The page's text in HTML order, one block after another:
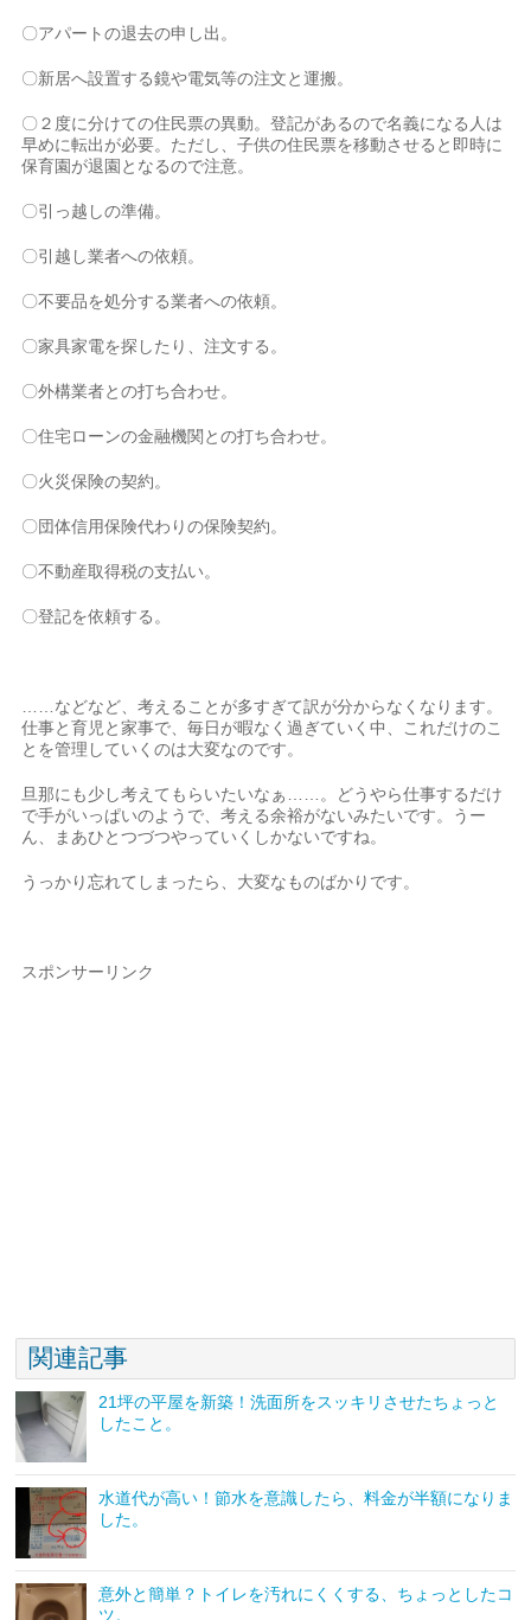
〇アパートの退去の申し出。
〇新居へ設置する鏡や電気等の注文と運搬。
〇２度に分けての住民票の異動。登記があるので名義になる人は
早めに転出が必要。ただし、子供の住民票を移動させると即時に
保育園が退園となるので注意。
〇引っ越しの準備。
〇引越し業者への依頼。
〇不要品を処分する業者への依頼。
〇家具家電を探したり、注文する。
〇外構業者との打ち合わせ。
〇住宅ローンの金融機関との打ち合わせ。
〇火災保険の契約。
〇団体信用保険代わりの保険契約。
〇不動産取得税の支払い。
〇登記を依頼する。
……などなど、考えることが多すぎて訳が分からなくなります。
仕事と育児と家事で、毎日が暇なく過ぎていく中、これだけのこ
とを管理していくのは大変なのです。
旦那にも少し考えてもらいたいなぁ……。どうやら仕事するだけ
で手がいっぱいのようで、考える余裕がないみたいです。うー
ん、まあひとつづつやっていくしかないですね。
うっかり忘れてしまったら、大変なものばかりです。
スポンサーリンク
関連記事
21坪の平屋を新築！洗面所をスッキリさせたちょっと
したこと。
水道代が高い！節水を意識したら、料金が半額になりま
した。
意外と簡単？トイレを汚れにくくする、ちょっとしたコ
ツ。